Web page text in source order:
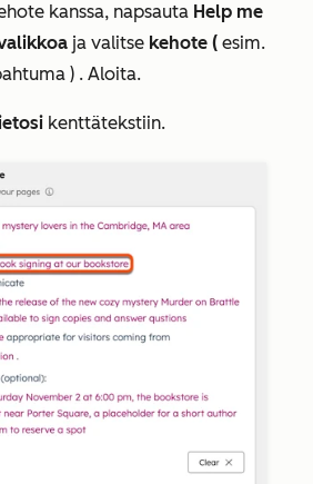
kanssa, napsauta Help me
ja valitse kehote ( esim.
) . Aloita.
kenttätekstiin.